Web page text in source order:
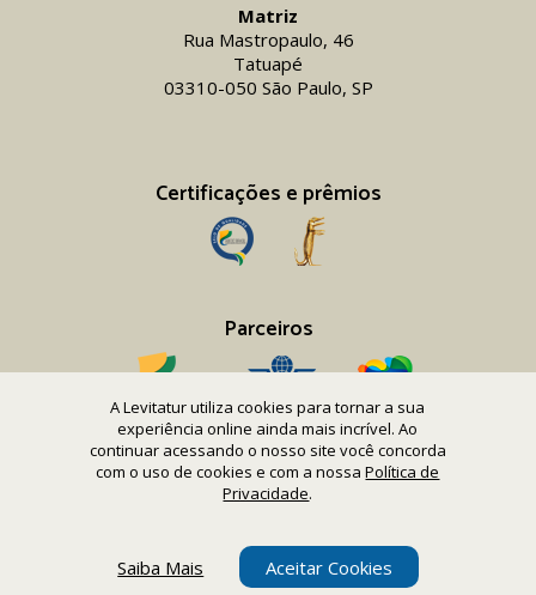
A Levitatur utiliza cookies para tornar a sua
experiência online ainda mais incrível. Ao
continuar acessando o nosso site você concorda
com o uso de cookies e com a nossaPolítica de
Privacidade.
Saiba Mais Aceitar Cookies
Matriz
Rua Mastropaulo, 46
Tatuapé
03310-050 São Paulo, SP
Certificações e prêmios
Parceiros
Copyright 2016-26 Levitatur Viagens e Turismo Ltda.
CNPJ 08.867.977/0001-12